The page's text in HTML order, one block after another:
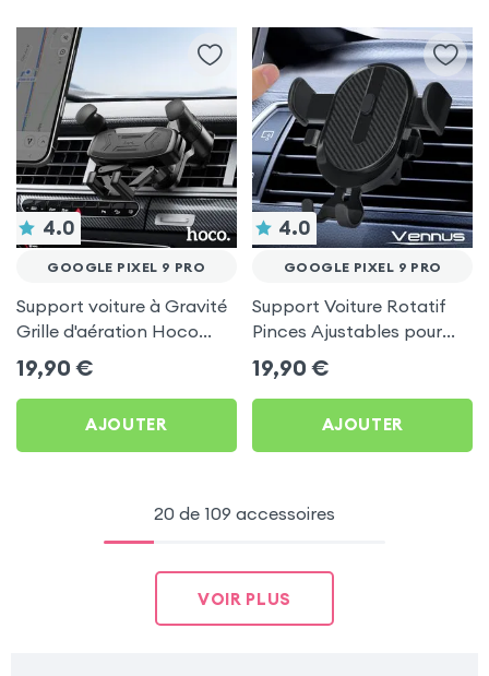
4.0
GOOGLE PIXEL 9 PRO
Support voiture à Gravité
Grille d'aération Hoco
Noir pour Google Pixel 9
Pro
19,90 €
AJOUTER
4.0
GOOGLE PIXEL 9 PRO
Support Voiture Rotatif
Pinces Ajustables pour
Google Pixel 9 Pro
19,90 €
AJOUTER
20 de 109 accessoires
VOIR PLUS